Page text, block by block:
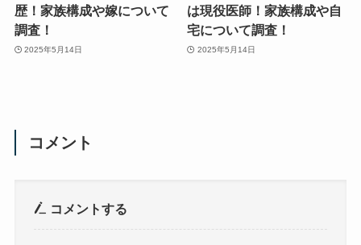
歴！家族構成や嫁について
調査！
2025年5月14日
は現役医師！家族構成や自
宅について調査！
2025年5月14日
コメント
コメントする